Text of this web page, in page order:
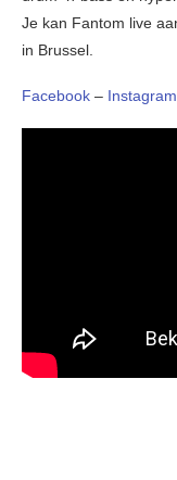
Je kan Fantom live
in Brussel.
Facebook – Instagram